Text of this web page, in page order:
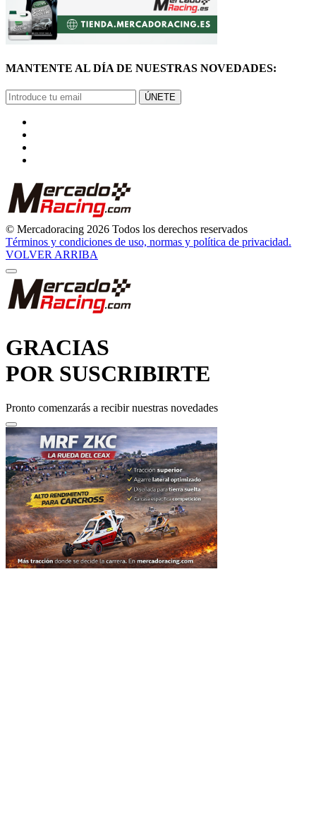
MANTENTE AL DÍA DE NUESTRAS NOVEDADES:
ÚNETE
© Mercadoracing 2026 Todos los derechos reservados
Términos y condiciones de uso, normas y política de privacidad.
VOLVER ARRIBA
GRACIAS
POR SUSCRIBIRTE
Pronto comenzarás a recibir nuestras novedades